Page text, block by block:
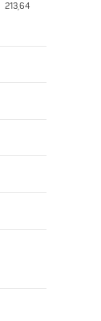
213,64